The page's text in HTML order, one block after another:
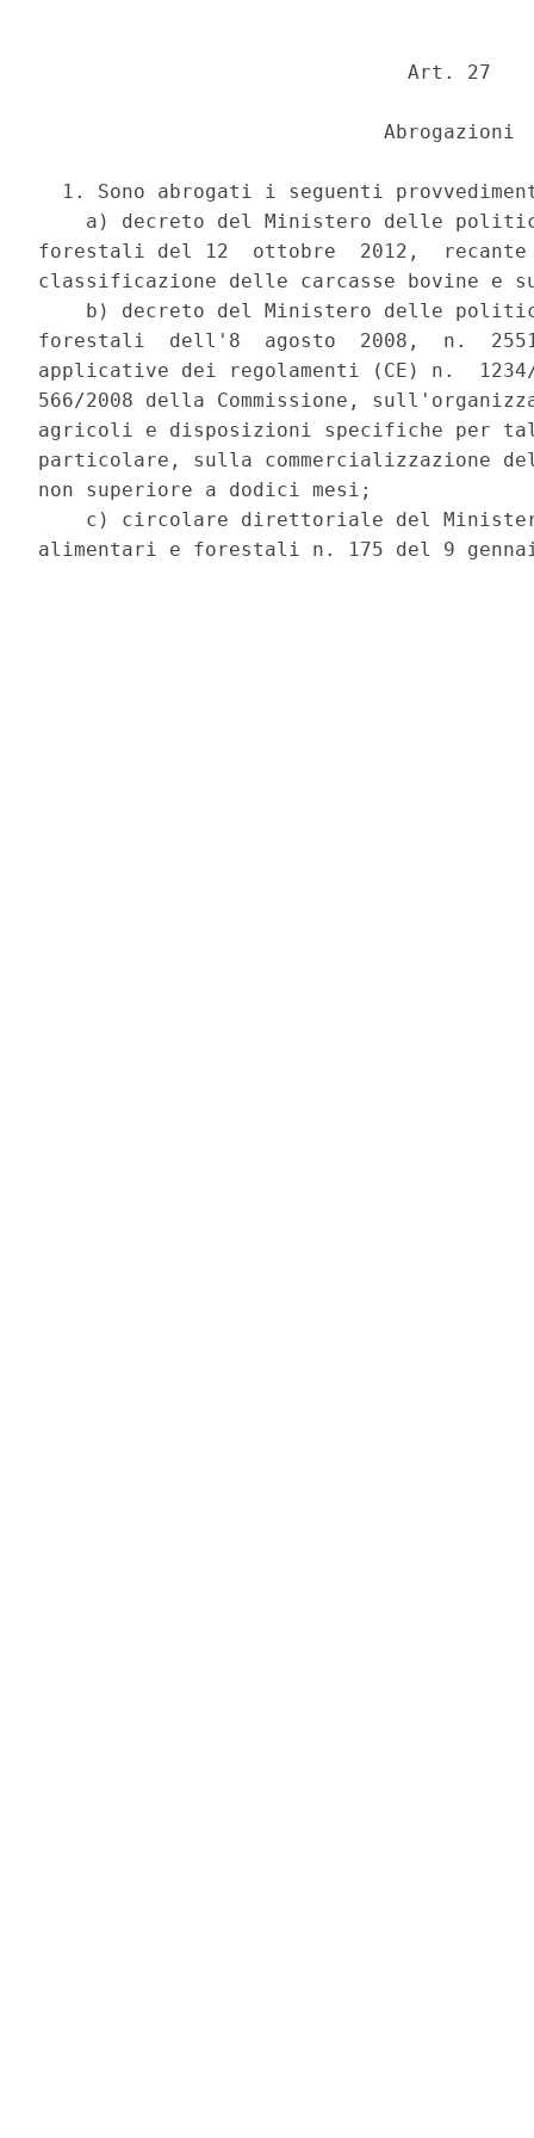
                               Art. 27
                             Abrogazioni
1. Sono abrogati i seguenti
a) decreto del Ministero delle
forestali del 12  ottobre  2012,
classificazione delle carcasse bovine e
b) decreto del Ministero delle
forestali  dell'8  agosto  2008,  n.
applicative dei regolamenti (CE) n.
566/2008 della Commissione,
agricoli e disposizioni specifiche per
particolare, sulla commercializzazione
non superiore a dodici mesi;
c) circolare direttoriale del